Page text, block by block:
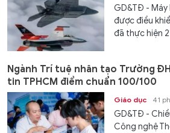
GD&TĐ - Máy
được điều
đã thực hiện
Ngành Trí tuệ nhân tạo Trường
tin TPHCM điểm chuẩn 100/100
Giáo dục 41
GD&TĐ -
Công nghệ